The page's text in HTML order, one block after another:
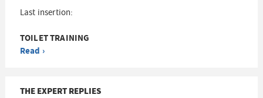
Last insertion:
TOILET TRAINING
Read ›
THE EXPERT REPLIES